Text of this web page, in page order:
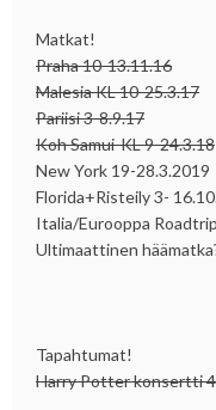
Matkat!
Praha 10-13.11.16
Malesia KL 10-25.3.17
Pariisi 3-8.9.17
Koh Samui-KL 9-24.3.18
New York 19-28.3.2019
Florida+Risteily 3-
Italia/Eurooppa
Ultimaattinen
Tapahtumat!
Harry Potter konsertti